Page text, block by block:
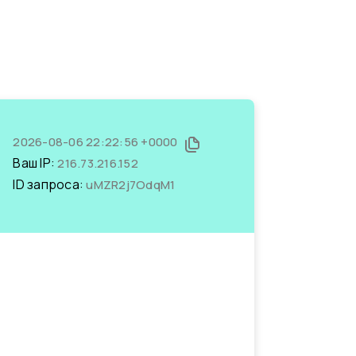
2026-08-06 22:22:56 +0000
Ваш IP:216.73.216.152
ID запроса:uMZR2j7OdqM1